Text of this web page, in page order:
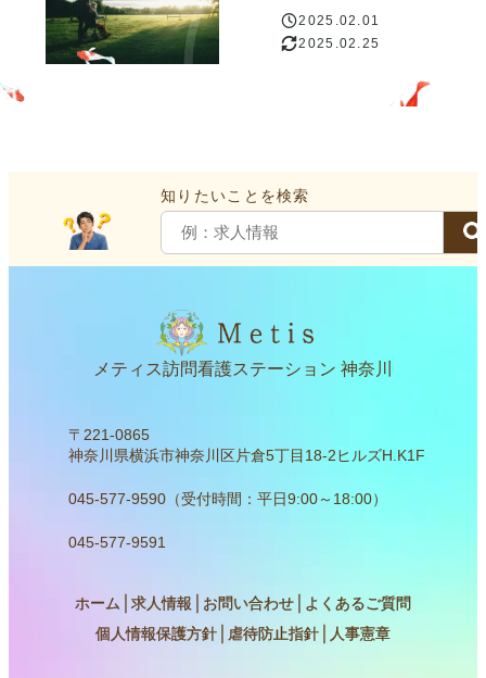
投稿日
2025.02.01
更新日
2025.02.25
知りたいことを検索
メティス訪問看護ステーション 神奈川
〒221-0865
神奈川県横浜市神奈川区片倉5丁目18-2ヒルズH.K1F
045-577-9590（受付時間：平日9:00～18:00）
045-577-9591
ホーム 求人情報 お問い合わせ│ よくあるご質問
個人情報保護方針│ 虐待防止指針│ 人事憲章